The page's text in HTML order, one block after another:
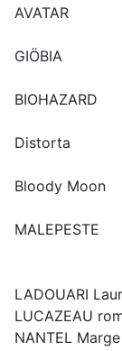
AVATAR
GIÖBIA
BIOHAZARD
Distorta
Bloody Moon
MALEPESTE
LADOUARI
LUCAZEAU
NANTEL Marge